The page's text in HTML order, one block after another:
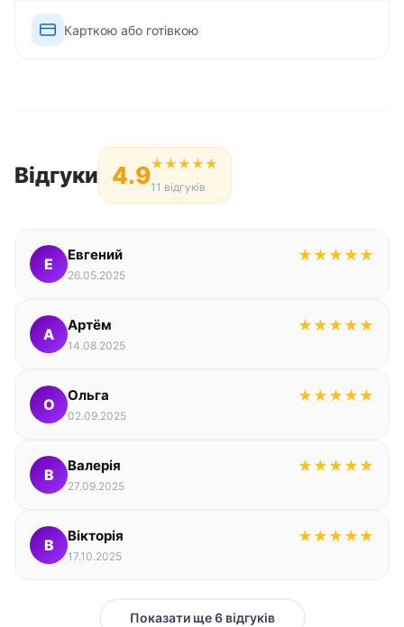
Карткою або готівкою
Відгуки 4.9★★★★★
11 відгуків
Е
Евгений ★ ★ ★ ★ ★
26.05.2025
А
Артём ★ ★ ★ ★ ★
14.08.2025
О
Ольга ★ ★ ★ ★ ★
02.09.2025
В
Валерія ★ ★ ★ ★ ★
27.09.2025
В
Вікторія ★ ★ ★ ★ ★
17.10.2025
Показати ще 6 відгуків